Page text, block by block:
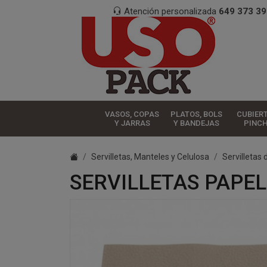
Atención personalizada 649 373
VASOS, COPAS
Y JARRAS
PLATOS, BOLS
Y BANDEJAS
Servilletas, Manteles y Celulosa Servilletas
SERVILLETAS